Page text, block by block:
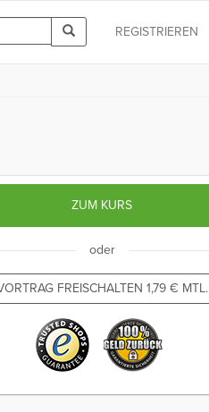
REGISTRIEREN
ZUM KURS
oder
FREISCHALTEN 1,79 € MTL.